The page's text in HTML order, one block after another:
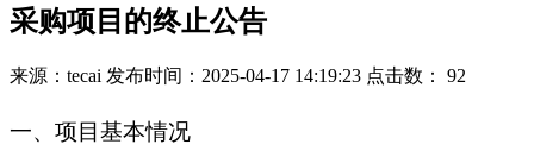
采购项目的终止公告
来源：tecai 发布时间：2025-04-17 14:19:23 点击数： 92
一、项目基本情况